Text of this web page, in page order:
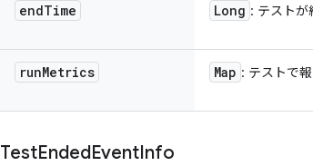
endTime Long : テストが
runMetrics Map : テストで報
TestEndedEventInfo